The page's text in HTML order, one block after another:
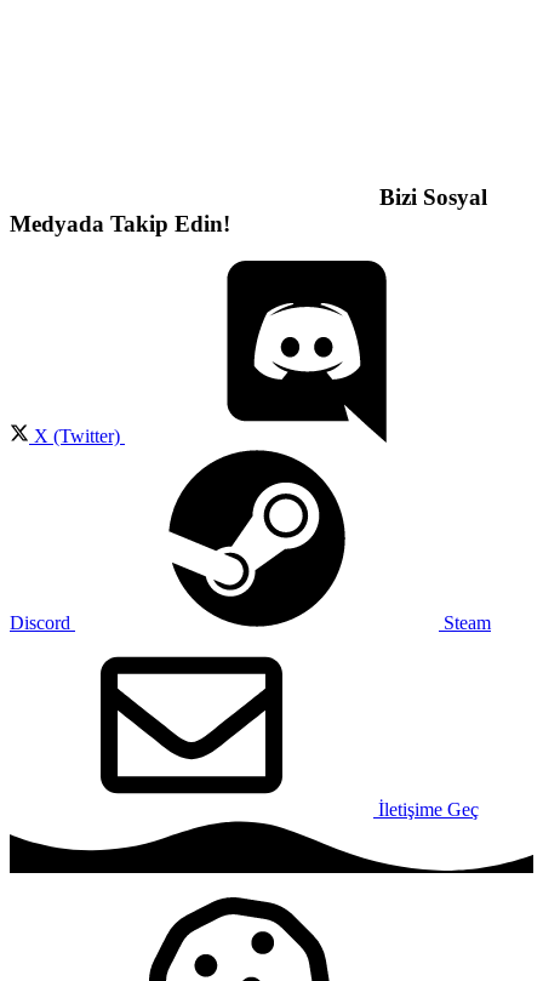
Bizi Sosyal
Medyada Takip Edin!
X (Twitter)
Discord Steam
İletişime Geç